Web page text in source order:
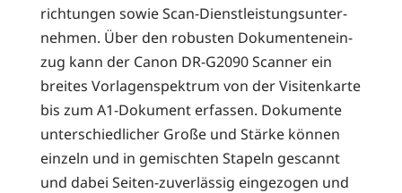
rich­tun­gen sowie Scan-Dienst­leis­tungs­un­ter­
neh­men. Über den robus­ten Doku­men­ten­ein­
zug kann der Canon DR-G2090 Scan­ner ein
brei­tes Vor­la­gen­spek­trum von der Visi­ten­kar­te
bis zum A1-Doku­ment erfas­sen. Doku­men­te
unter­schied­li­cher Gro­ße und Stär­ke kön­nen
ein­zeln und in gemisch­ten Sta­peln gescannt
und dabei Sei­ten-zuver­läs­sig ein­ge­zo­gen und